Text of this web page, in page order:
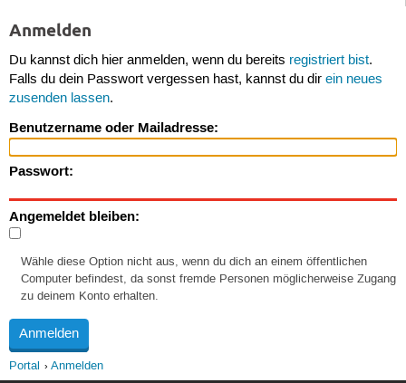
Anmelden
Du kannst dich hier anmelden, wenn du bereits registriert bist.
Falls du dein Passwort vergessen hast, kannst du dir ein neues
zusenden lassen.
Benutzername oder Mailadresse:
Passwort:
Angemeldet bleiben:
Wähle diese Option nicht aus, wenn du dich an einem öffentlichen
Computer befindest, da sonst fremde Personen möglicherweise Zugang
zu deinem Konto erhalten.
Portal Anmelden